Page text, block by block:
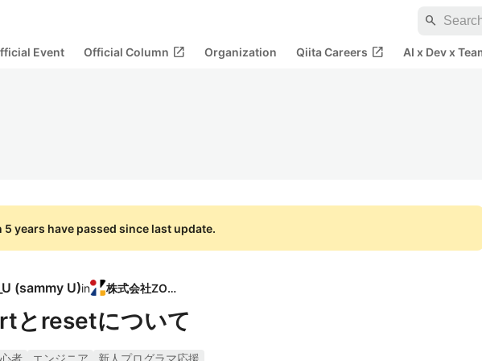
search
Event Official Column open_in_new Organization Qiita Careers open_in_new AI x Dev x
5 years have passed since last update.
(sammy U)in 株式会社ZOZO
とresetについて
者 エンジニア
新人プログラマ応援